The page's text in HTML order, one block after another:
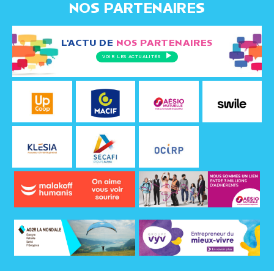
NOS PARTENAIRES
L'ACTU DE NOS PARTENAIRES
VOIR LES ACTUALITÉS